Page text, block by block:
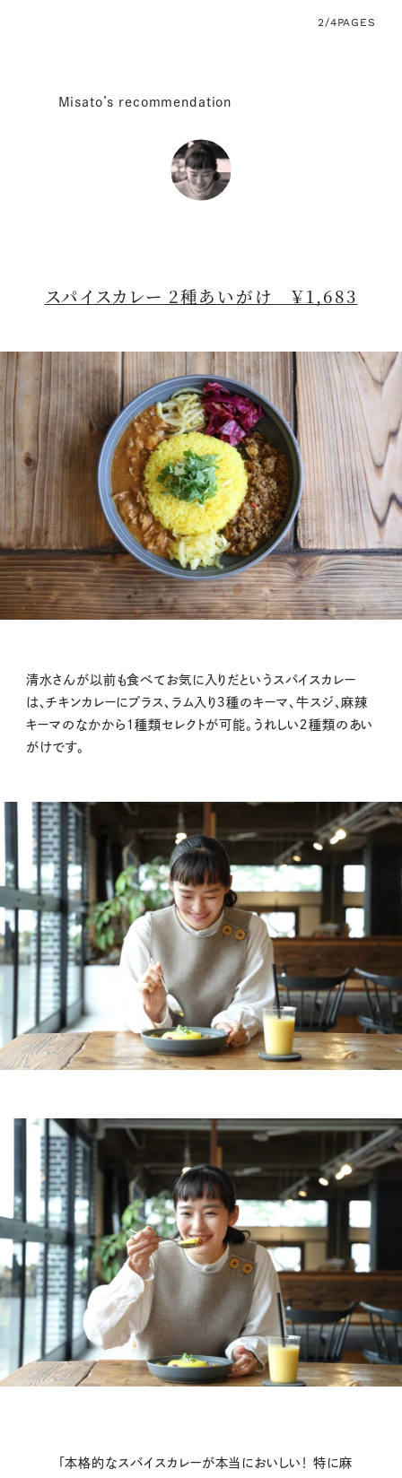
2/4PAGES
Misato’s recommendation
スパイスカレー 2種あいがけ ￥1,683
清水さんが以前も食べてお気に入りだというスパイスカレー
は、チキンカレーにプラス、ラム入り３種のキーマ、牛スジ、麻辣
キーマのなかから１種類セレクトが可能。うれしい２種類のあい
がけです。
「本格的なスパイスカレーが本当においしい！ 特に麻